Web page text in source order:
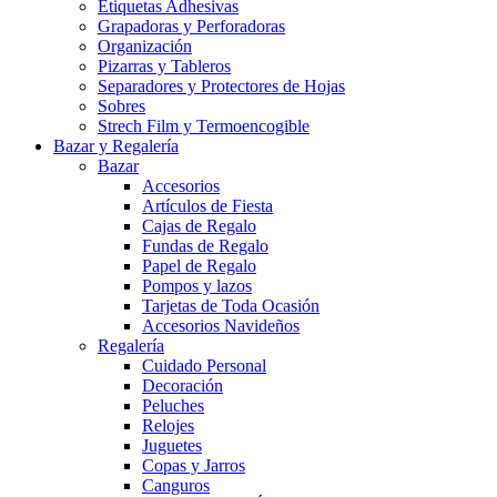
Etiquetas Adhesivas
Grapadoras y Perforadoras
Organización
Pizarras y Tableros
Separadores y Protectores de Hojas
Sobres
Strech Film y Termoencogible
Bazar y Regalería
Bazar
Accesorios
Artículos de Fiesta
Cajas de Regalo
Fundas de Regalo
Papel de Regalo
Pompos y lazos
Tarjetas de Toda Ocasión
Accesorios Navideños
Regalería
Cuidado Personal
Decoración
Peluches
Relojes
Juguetes
Copas y Jarros
Canguros